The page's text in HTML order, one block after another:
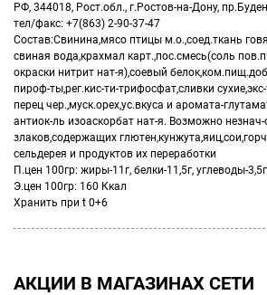
РФ, 344018, Рост.обл., г.Ростов-на-Дону,
тел/факс: +7(863) 2-90-37-47
Состав:Свинина,мясо птицы м.о.,соед.ткань
свиная вода,крахмал карт.,пос.смесь(соль
окраски нитрит нат-я),соевый
пироф-ты,рег.кис-ти-трифосфат,сливки
перец чер.,муск.орех,ус.вкуса и аромата-
антиок-ль изоаскорбат нат-я. Возможно
злаков,содержащих
сельдерея и продуктов их переработки
П.цен 100гр: жиры-11г, белки-11,5г, углеводы-3,5г
Э.цен 100гр: 160 Ккал
Хранить при t 0+6
АКЦИИ В МАГАЗИНАХ СЕТИ